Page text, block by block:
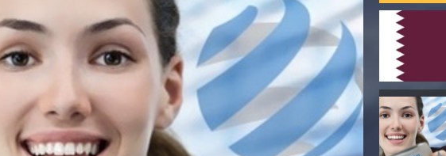
argentine, le Qatar… Qui
encore Gianni Infantino ?
GP de Grande-Bretagne :
GearUP